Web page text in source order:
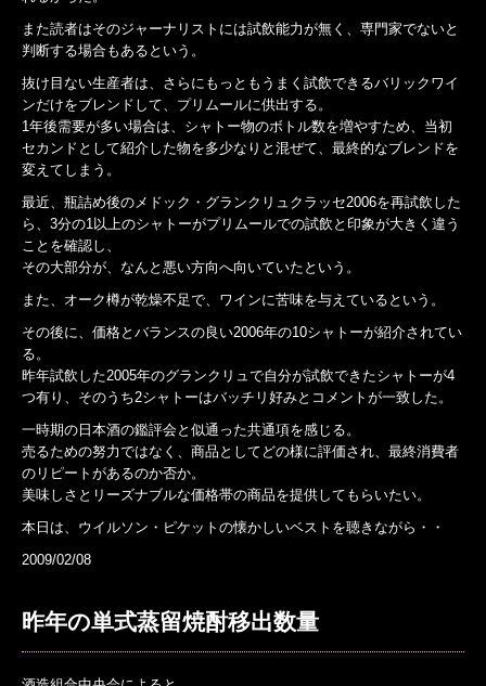
また読者はそのジャーナリストには試飲能力が無く、専門家でないと
判断する場合もあるという。
抜け目ない生産者は、さらにもっともうまく試飲できるバリックワイ
ンだけをブレンドして、プリムールに供出する。
1年後需要が多い場合は、シャトー物のボトル数を増やすため、当初
セカンドとして紹介した物を多少なりと混ぜて、最終的なブレンドを
変えてしまう。
最近、瓶詰め後のメドック・グランクリュクラッセ2006を再試飲した
ら、3分の1以上のシャトーがプリムールでの試飲と印象が大きく違う
ことを確認し、
その大部分が、なんと悪い方向へ向いていたという。
また、オーク樽が乾燥不足で、ワインに苦味を与えているという。
その後に、価格とバランスの良い2006年の10シャトーが紹介されてい
る。
昨年試飲した2005年のグランクリュで自分が試飲できたシャトーが4
つ有り、そのうち2シャトーはバッチリ好みとコメントが一致した。
一時期の日本酒の鑑評会と似通った共通項を感じる。
売るための努力ではなく、商品としてどの様に評価され、最終消費者
のリピートがあるのか否か。
美味しさとリーズナブルな価格帯の商品を提供してもらいたい。
本日は、ウイルソン・ピケットの懐かしいベストを聴きながら・・
2009/02/08
昨年の単式蒸留焼酎移出数量